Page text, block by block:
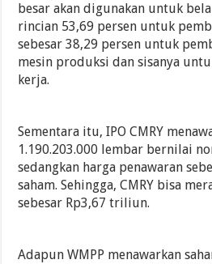
besar akan digunakan untuk
rincian 53,69 persen untuk
sebesar 38,29 persen untuk
mesin produksi dan sisanya
kerja.
Sementara itu, IPO CMRY
1.190.203.000 lembar bernilai
sedangkan harga penawaran
saham. Sehingga, CMRY bisa
sebesar Rp3,67 triliun.
Adapun WMPP menawarkan